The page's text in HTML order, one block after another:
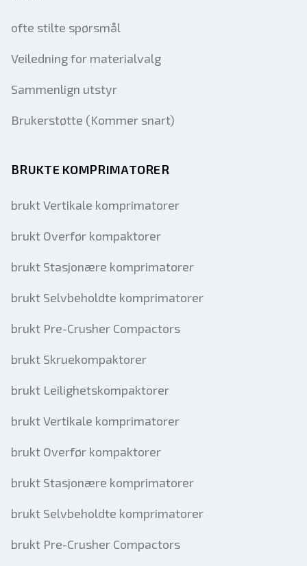
ofte stilte spørsmål
Veiledning for materialvalg
Sammenlign utstyr
Brukerstøtte (Kommer snart)
BRUKTE KOMPRIMATORER
brukt Vertikale komprimatorer
brukt Overfør kompaktorer
brukt Stasjonære komprimatorer
brukt Selvbeholdte komprimatorer
brukt Pre-Crusher Compactors
brukt Skruekompaktorer
brukt Leilighetskompaktorer
brukt Vertikale komprimatorer
brukt Overfør kompaktorer
brukt Stasjonære komprimatorer
brukt Selvbeholdte komprimatorer
brukt Pre-Crusher Compactors